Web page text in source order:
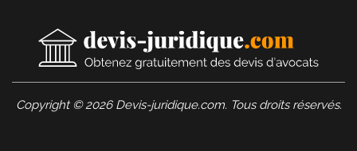
Copyright © 2026 Devis-juridique.com. Tous droits réservés.